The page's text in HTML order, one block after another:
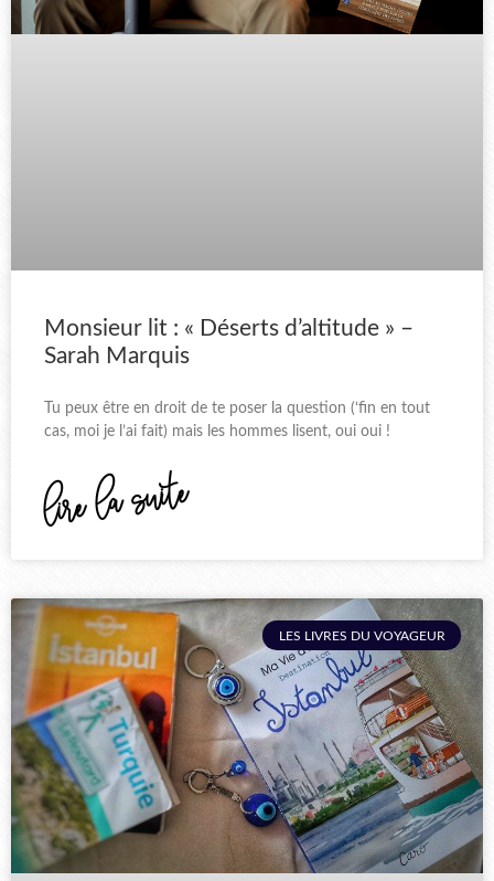
Monsieur lit : « Déserts d’altitude » –
Sarah Marquis
Tu peux être en droit de te poser la question (‘fin en tout
cas, moi je l’ai fait) mais les hommes lisent, oui oui !
lire la suite
LES LIVRES DU VOYAGEUR